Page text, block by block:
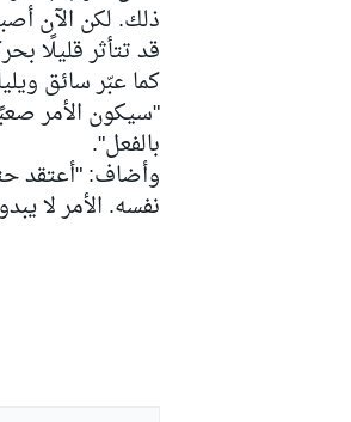
رالي
ذلك. لكن الآن
قد تتأثر قليلًا
كما عبّر سائق
"سيكون الأمر
بالفعل".
وأضاف: "أعتقد
نفسه. الأمر لا